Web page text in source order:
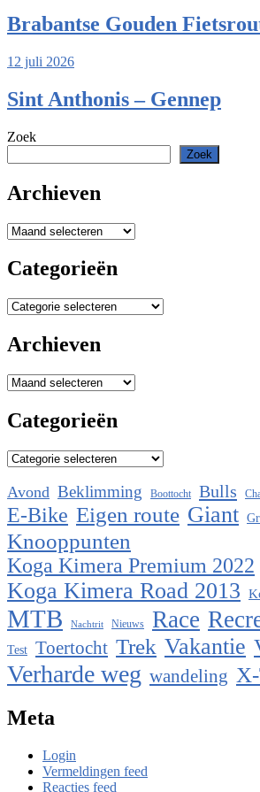
Brabantse Gouden
12 juli 2026
Sint Anthonis – Gennep
Zoek
Zoek
Archieven
Archieven
Categorieën
Categorieën
Archieven
Archieven
Categorieën
Categorieën
Avond Beklimming Boottocht Bulls
E-Bike Eigen route Giant
Knooppunten
Koga Kimera Premium 2022
Koga Kimera Road 2013
MTB Nachtrit Nieuws Race
Test Toertocht Trek Vakantie
Verharde weg wandeling
Meta
Login
Vermeldingen feed
Reacties feed